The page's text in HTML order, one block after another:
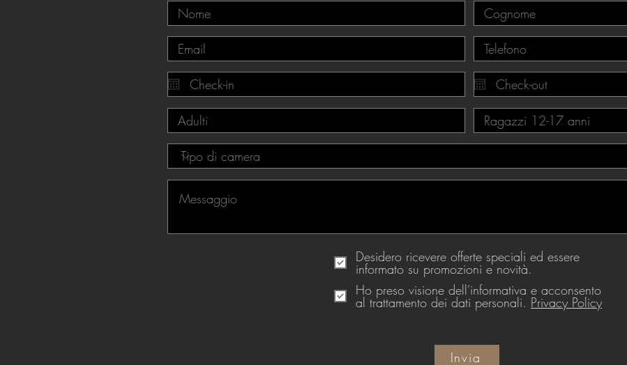
Desidero ricevere offerte speciali ed essere
informato su promozioni e novità.
Ho preso visione dell'informativa e acconsento
al trattamento dei dati personali. Privacy Policy
Invia